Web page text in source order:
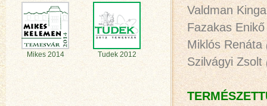
Valdman
Fazakas
Miklós Renáta
Szilvágyi Zsolt
Mikes 2014 Tudek 2012